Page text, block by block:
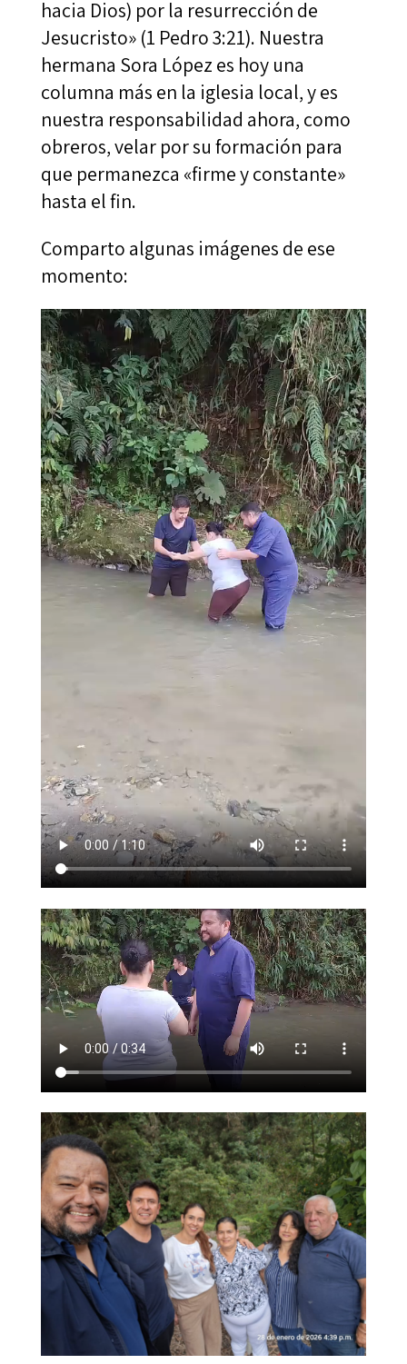
hacia Dios) por la resurrección de
Jesucristo» (1 Pedro 3:21). Nuestra
hermana Sora López es hoy una
columna más en la iglesia local, y es
nuestra responsabilidad ahora, como
obreros, velar por su formación para
que permanezca «firme y constante»
hasta el fin.
Comparto algunas imágenes de ese
momento: